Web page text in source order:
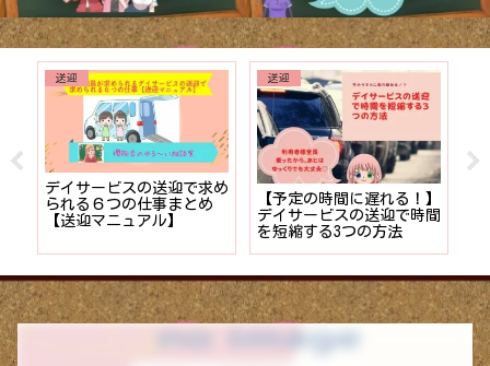
送迎
デイサービスの送迎で求め
られる６つの仕事まとめ
【送迎マニュアル】
送迎
【予定の時間に遅れる！】
デイサービスの送迎で時間
を短縮する3つの方法